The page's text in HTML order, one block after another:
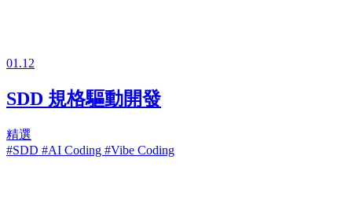
01.12
SDD 規格驅動開發
精選
#SDD #AI Coding #Vibe Coding